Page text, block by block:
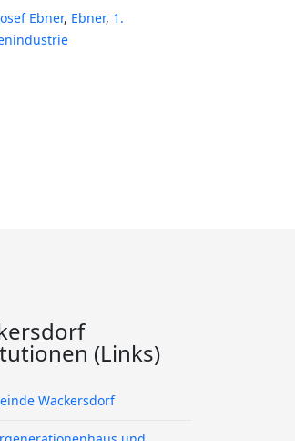
Ebner, Ebner, 1.
(Links)
Wackersdorf